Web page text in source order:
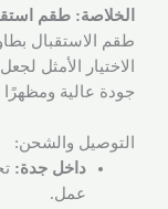
الخلاصة: طقم
طقم الاستقبال
الاختيار الأمثل
جودة عالية
التوصيل والشحن:
داخل جدة:
عمل.